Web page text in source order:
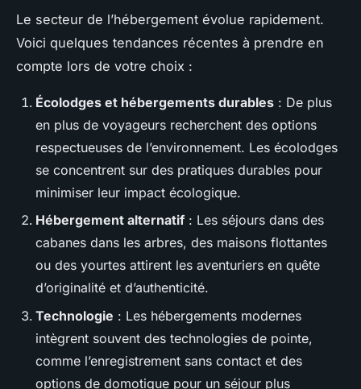
Le secteur de l’hébergement évolue rapidement.
Voici quelques tendances récentes à prendre en
compte lors de votre choix :
Écolodges et hébergements durables : De plus
en plus de voyageurs recherchent des options
respectueuses de l’environnement. Les écolodges
se concentrent sur des pratiques durables pour
minimiser leur impact écologique.
Hébergement alternatif : Les séjours dans des
cabanes dans les arbres, des maisons flottantes
ou des yourtes attirent les aventuriers en quête
d’originalité et d’authenticité.
Technologie : Les hébergements modernes
intègrent souvent des technologies de pointe,
comme l’enregistrement sans contact et des
options de domotique pour un séjour plus